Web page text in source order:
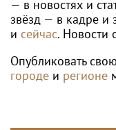
Мирра
Фернандес в
в Торонто